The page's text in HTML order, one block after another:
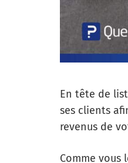
En tête de
ses clients
revenus de
Comme vous